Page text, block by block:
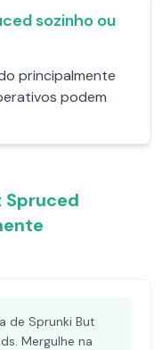
sozinho ou
principalmente
podem
Spruced
de Sprunki But
Mergulhe na